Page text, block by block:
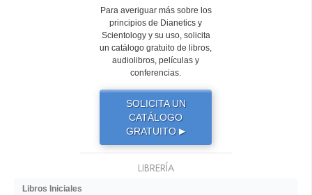
Para averiguar más sobre los
principios de Dianetics y
Scientology y su uso, solicita
un catálogo gratuito de libros,
audiolibros, películas y
conferencias.
SOLICITA UN
CATÁLOGO
GRATUITO ▶
LIBRERÍA
Libros Iniciales